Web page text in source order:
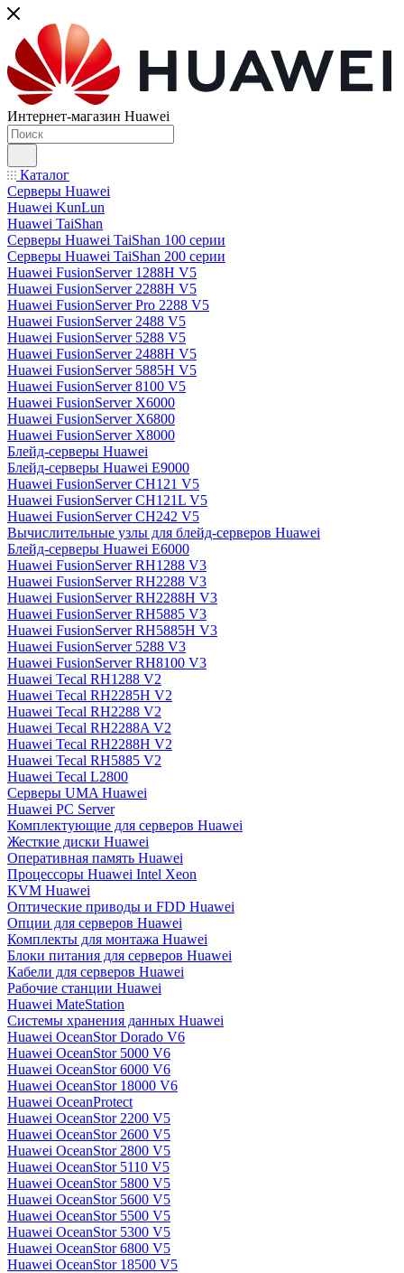
Интернет-магазин Huawei
Каталог
Серверы Huawei
Huawei KunLun
Huawei TaiShan
Серверы Huawei TaiShan 100 серии
Серверы Huawei TaiShan 200 серии
Huawei FusionServer 1288H V5
Huawei FusionServer 2288H V5
Huawei FusionServer Pro 2288 V5
Huawei FusionServer 2488 V5
Huawei FusionServer 5288 V5
Huawei FusionServer 2488H V5
Huawei FusionServer 5885H V5
Huawei FusionServer 8100 V5
Huawei FusionServer X6000
Huawei FusionServer X6800
Huawei FusionServer X8000
Блейд-серверы Huawei
Блейд-серверы Huawei E9000
Huawei FusionServer CH121 V5
Huawei FusionServer CH121L V5
Huawei FusionServer CH242 V5
Вычислительные узлы для блейд-серверов Huawei
Блейд-серверы Huawei E6000
Huawei FusionServer RH1288 V3
Huawei FusionServer RH2288 V3
Huawei FusionServer RH2288H V3
Huawei FusionServer RH5885 V3
Huawei FusionServer RH5885H V3
Huawei FusionServer 5288 V3
Huawei FusionServer RH8100 V3
Huawei Tecal RH1288 V2
Huawei Tecal RH2285H V2
Huawei Tecal RH2288 V2
Huawei Tecal RH2288A V2
Huawei Tecal RH2288H V2
Huawei Tecal RH5885 V2
Huawei Tecal L2800
Серверы UMA Huawei
Huawei PC Server
Комплектующие для серверов Huawei
Жесткие диски Huawei
Оперативная память Huawei
Процессоры Huawei Intel Xeon
KVM Huawei
Оптические приводы и FDD Huawei
Опции для серверов Huawei
Комплекты для монтажа Huawei
Блоки питания для серверов Huawei
Кабели для серверов Huawei
Рабочие станции Huawei
Huawei MateStation
Системы хранения данных Huawei
Huawei OceanStor Dorado V6
Huawei OceanStor 5000 V6
Huawei OceanStor 6000 V6
Huawei OceanStor 18000 V6
Huawei OceanProtect
Huawei OceanStor 2200 V5
Huawei OceanStor 2600 V5
Huawei OceanStor 2800 V5
Huawei OceanStor 5110 V5
Huawei OceanStor 5800 V5
Huawei OceanStor 5600 V5
Huawei OceanStor 5500 V5
Huawei OceanStor 5300 V5
Huawei OceanStor 6800 V5
Huawei OceanStor 18500 V5